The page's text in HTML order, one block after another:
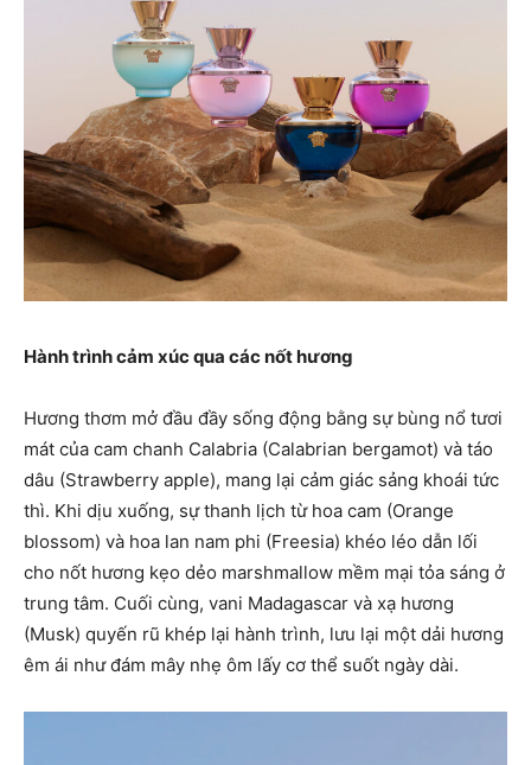
Hành trình cảm xúc qua các nốt hương
Hương thơm mở đầu đầy sống động bằng sự bùng nổ tươi
mát của cam chanh Calabria (Calabrian bergamot) và táo
dâu (Strawberry apple), mang lại cảm giác sảng khoái tức
thì. Khi dịu xuống, sự thanh lịch từ hoa cam (Orange
blossom) và hoa lan nam phi (Freesia) khéo léo dẫn lối
cho nốt hương kẹo dẻo marshmallow mềm mại tỏa sáng ở
trung tâm. Cuối cùng, vani Madagascar và xạ hương
(Musk) quyến rũ khép lại hành trình, lưu lại một dải hương
êm ái như đám mây nhẹ ôm lấy cơ thể suốt ngày dài.